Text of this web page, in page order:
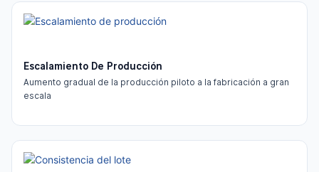
Escalamiento De Producción
Aumento gradual de la producción piloto a la fabricación a gran
escala